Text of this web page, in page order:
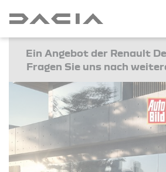
Ein Angebot der Renault
Fragen Sie uns nach